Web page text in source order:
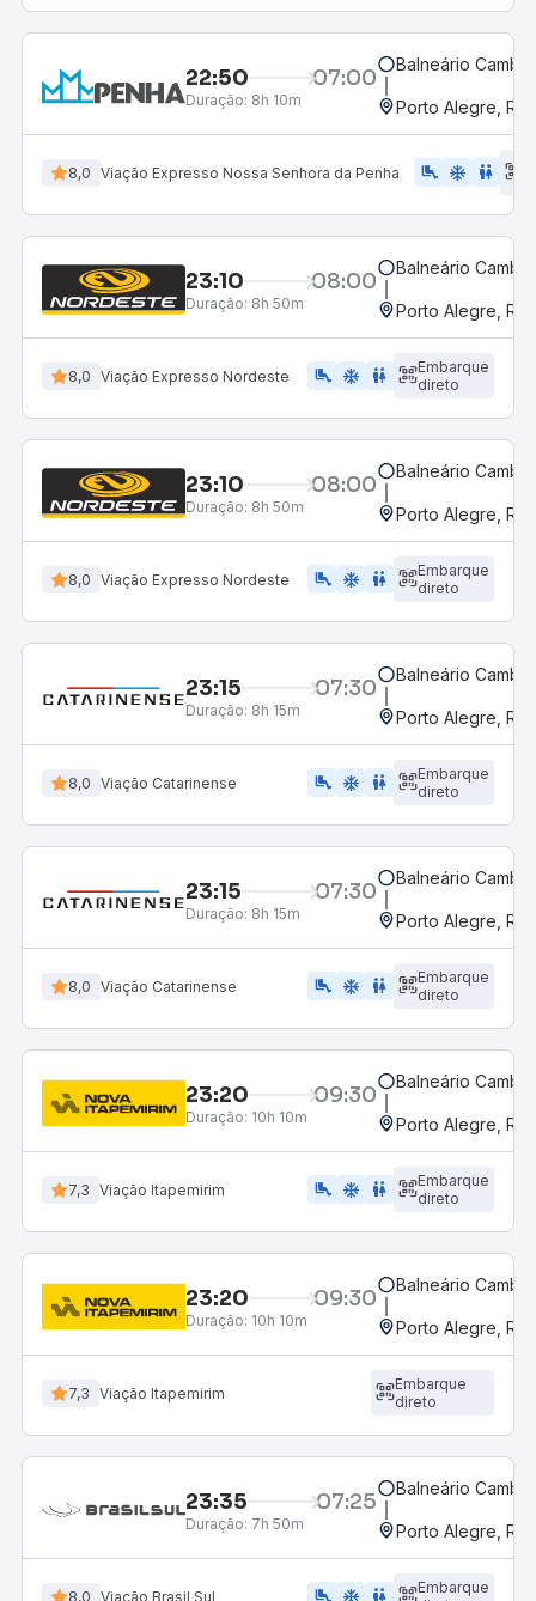
22:50 07:00
Duração: 8h 10m
Balneário
Porto Alegre, RS
8,0 Viação Expresso Nossa Senhora da Penha airline_seat_legroom_extra ac_unit WC
23:10 08:00
Duração: 8h 50m
Balneário
Porto Alegre, RS
8,0 Viação Expresso Nordeste airline_seat_legroom_extra ac_unit WC
Embarque
direto
23:10 08:00
Duração: 8h 50m
Balneário
Porto Alegre, RS
8,0 Viação Expresso Nordeste airline_seat_legroom_extra ac_unit WC
Embarque
direto
23:15 07:30
Duração: 8h 15m
Balneário
Porto Alegre, RS
8,0 Viação Catarinense airline_seat_legroom_extra ac_unit WC
Embarque
direto
23:15 07:30
Duração: 8h 15m
Balneário
Porto Alegre, RS
8,0 Viação Catarinense airline_seat_legroom_extra ac_unit wc
Embarque
direto
23:20 09:30
Duração: 10h 10m
Balneário
Porto Alegre, RS
7,3 Viação Itapemirim airline_seat_legroom_extra ac_unit wc
Embarque
direto
23:20 09:30
Duração: 10h 10m
Balneário
Porto Alegre, RS
7,3 Viação Itapemirim
Embarque
direto
23:35 07:25
Duração: 7h 50m
Balneário
Porto Alegre, RS
8,0 Viação Brasil Sul airline_seat_legroom_extra ac_unit wc
Embarque